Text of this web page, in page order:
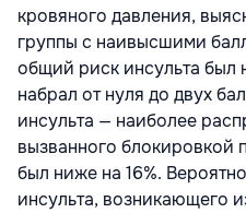
кровяного давления,
группы с наивысшими
общий риск инсульта был
набрал от нуля до двух
инсульта — наиболее
вызванного блокировкой
был ниже на 16%.
инсульта, возникающего